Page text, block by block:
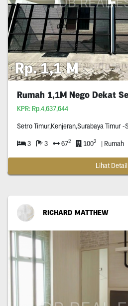
Rp. 1,1 M
KPR: Rp.4,637,644
3 3 672 1002 | Rumah
Lihat Detail
RICHARD MATTHEW